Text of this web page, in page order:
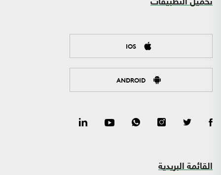
تحميل التطبيقات
IOS
ANDROID
القائمة البريدية